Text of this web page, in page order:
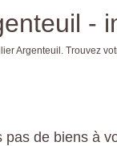
-
Argenteuil. Trouvez
pas de biens à